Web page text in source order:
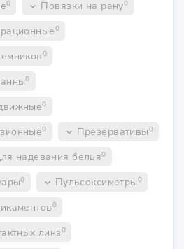
0 keyboard_arrow_down Повязки на рану0
0
0
0
0
0 keyboard_arrow_down Презервативы0
надевания белья0
0 keyboard_arrow_down Пульсоксиметры0
0
линз0